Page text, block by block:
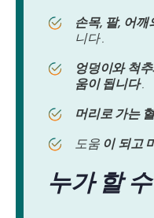
손목, 팔, 어
니다 .
엉덩이와 척
움이 됩니다.
머리로 가는
도움 이 되고
누가할 수